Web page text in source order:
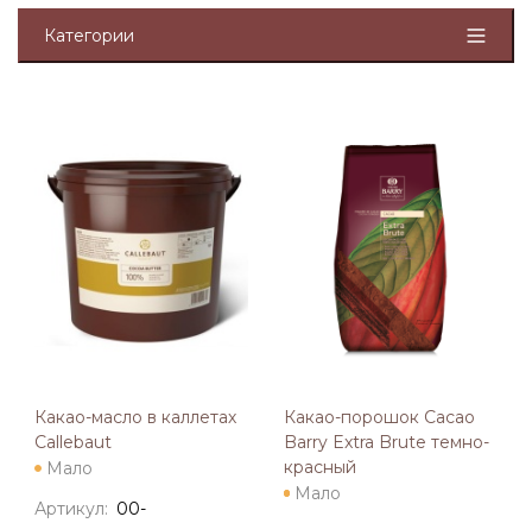
Категории
Какао-масло в каллетах
Callebaut
Мало
Артикул: 00-
Какао-порошок Cacao
Barry Extra Brute темно-
красный
Мало